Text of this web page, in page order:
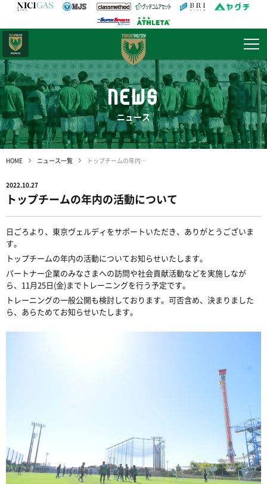
NEWS
ニュース
HOME ニュース一覧 トップチームの年内の活動について
2022.10.27
トップチームの年内の活動について
日ごろより、東京ヴェルディをサポートいただき、ありがとうございま
す。
トップチームの年内の活動についてお知らせいたします。
パートナー企業のみなさまへの訪問や社会貢献活動などを実施しなが
ら、11月25日(金)までトレーニングを行う予定です。
トレーニングの一般公開も検討しております。可否含め、決まりました
ら、あらためてお知らせいたします。